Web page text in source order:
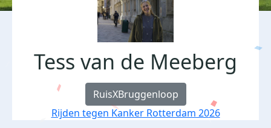
Tess van de Meeberg
RuisXBruggenloop
Rijden tegen Kanker Rotterdam 2026